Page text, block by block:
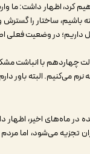
کرد، اظهار داشت: ما
ساختار را
داریم؛ در وضعیت فعلی
شدن دولت چهاردهم با
می‌کنیم. البته باور
یکی از مشکلات حادث شده در
تجزیه می‌شود، اما